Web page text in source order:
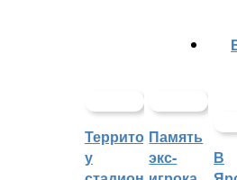
Территорией
у
Память
экс-
В